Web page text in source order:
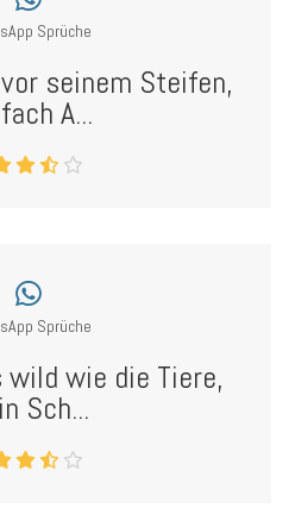
Sprüche
seinem Steifen,
A...
Sprüche
wie die Tiere,
Sch...